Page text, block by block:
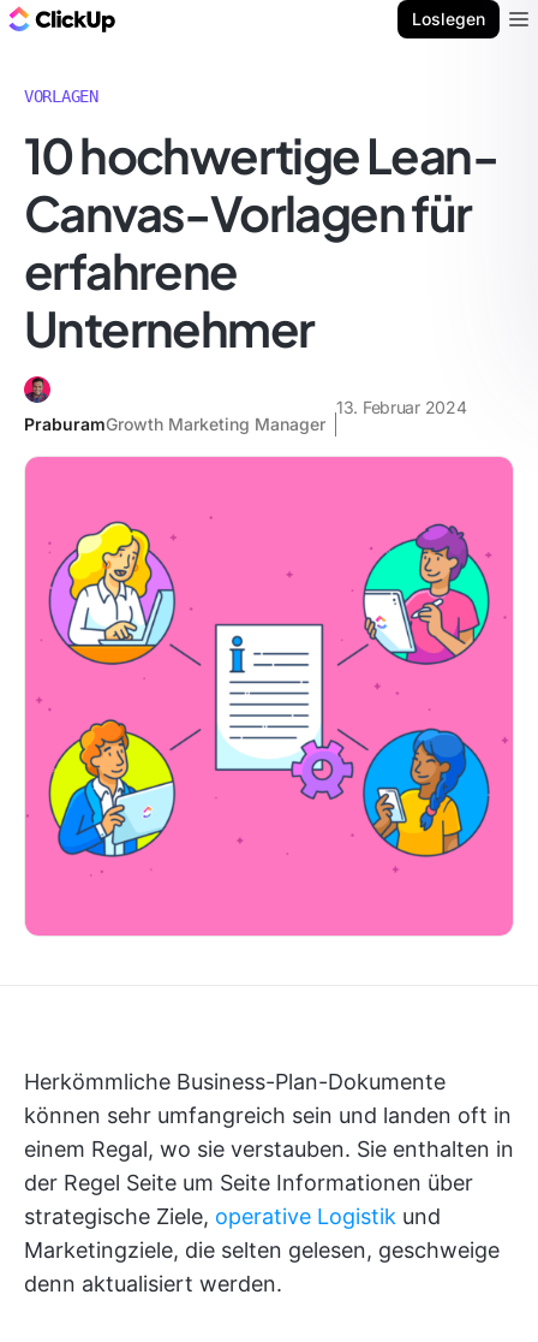
Loslegen
VORLAGEN
10 hochwertige Lean-
Canvas-Vorlagen für
erfahrene
Unternehmer
PraburamGrowth Marketing Manager
13. Februar 2024
Herkömmliche Business-Plan-Dokumente
können sehr umfangreich sein und landen oft in
einem Regal, wo sie verstauben. Sie enthalten in
der Regel Seite um Seite Informationen über
strategische Ziele, operative Logistik und
Marketingziele, die selten gelesen, geschweige
denn aktualisiert werden.